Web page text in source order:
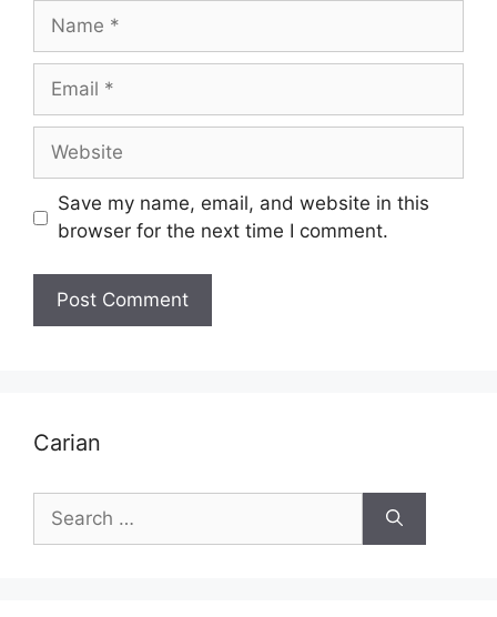
Name
Email
Website
Save my name, email, and website in this
browser for the next time I comment.
Carian
for: